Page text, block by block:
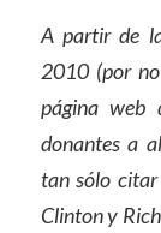
A partir de
2010 (por
página
donantes a
tan sólo
Clinton y